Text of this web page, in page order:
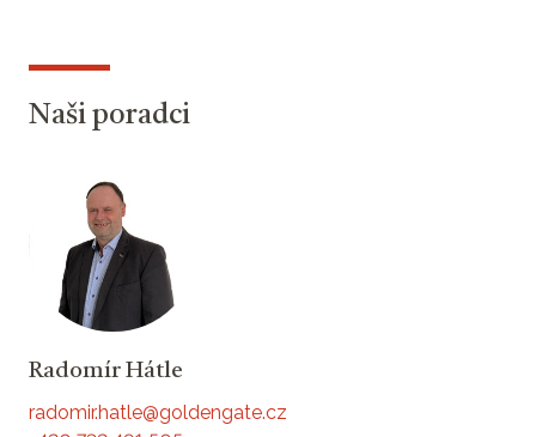
Naši poradci
Radomír Hátle
radomir.hatle@goldengate.cz